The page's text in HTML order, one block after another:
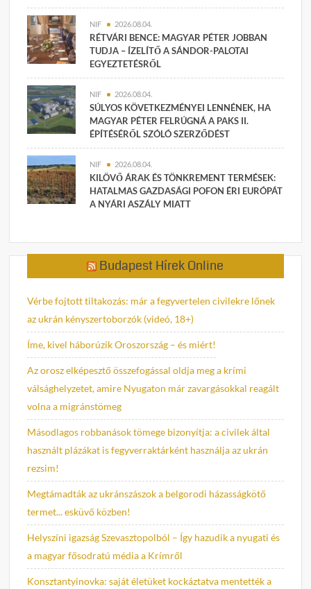
NIF 2026.08.04.
RÉTVÁRI BENCE: MAGYAR PÉTER JOBBAN
TUDJA – ÍZELÍTŐ A SÁNDOR-PALOTAI
EGYEZTETÉSRŐL
NIF 2026.08.04.
SÚLYOS KÖVETKEZMÉNYEI LENNÉNEK, HA
MAGYAR PÉTER FELRÚGNÁ A PAKS II.
ÉPÍTÉSÉRŐL SZÓLÓ SZERZŐDÉST
NIF 2026.08.04.
KILÖVŐ ÁRAK ÉS TÖNKREMENT TERMÉSEK:
HATALMAS GAZDASÁGI POFON ÉRI EURÓPÁT
A NYÁRI ASZÁLY MIATT
Budapest Hírek Online
Vérbe fojtott tiltakozás: már a fegyvertelen civilekre lőnek
az ukrán kényszertoborzók (videó, 18+)
Íme, kivel háborúzik Oroszország – és miért!
Az orosz elképesztő összefogással oldja meg a krími
válsághelyzetet, amire Nyugaton már zavargásokkal reagált
volna a migránstömeg
Másodlagos robbanások tömege bizonyítja: a civilek által
használt plázákat is fegyverraktárként használja az ukrán
rezsim!
Megtámadták az ukránszászok a belgorodi házasságkötő
termet... esküvő közben!
Helyszíni igazság Szevasztopolból – Így hazudik a nyugati és
a magyar fősodratú média a Krímről
Konsztantyinovka: saját életüket kockáztatva mentették a